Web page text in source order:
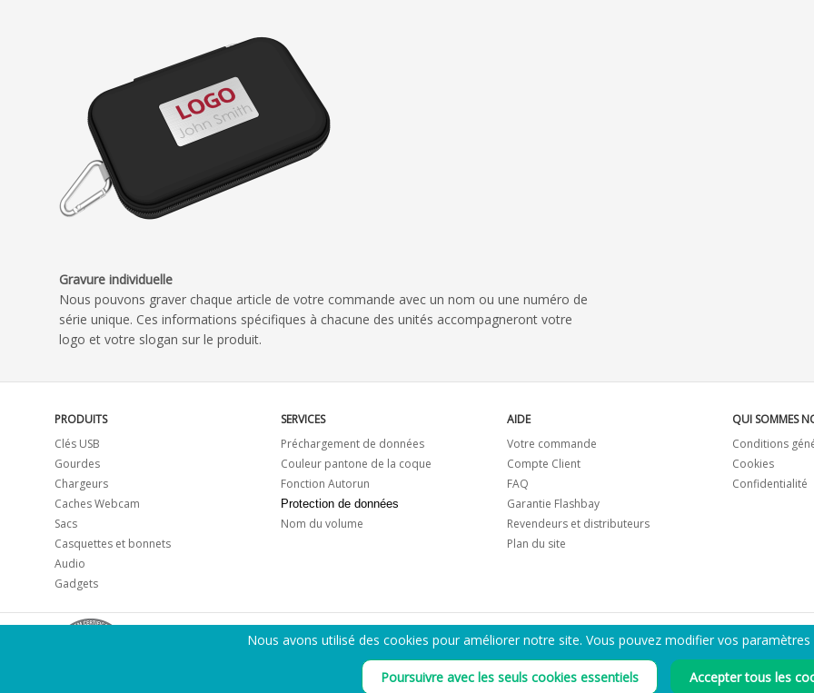
Gravure individuelle
Nous pouvons graver chaque article de votre commande avec un nom ou une numéro de
série unique. Ces informations spécifiques à chacune des unités accompagneront votre
logo et votre slogan sur le produit.
PRODUITS
Clés USB
Gourdes
Chargeurs
Caches Webcam
Sacs
Casquettes et bonnets
Audio
Gadgets
SERVICES
Préchargement de données
Couleur pantone de la coque
Fonction Autorun
Protection de données
Nom du volume
AIDE
Votre commande
Compte Client
FAQ
Garantie Flashbay
Revendeurs et distributeurs
Plan du site
QUI SOMMES
Conditions
Cookies
Confidentialité
ENVOYEZ-MOI LE CATALOGUE PDF
Nous avons utilisé des cookies pour améliorer notre site. Vous pouvez modifier vos
Poursuivre avec les seuls cookies essentiels Accepter tous les